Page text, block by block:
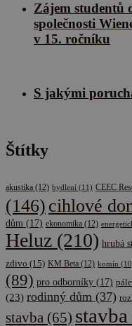
Zájem studentů
společnosti
v 15. ročníku
S jakými
Štítky
akustika (12) bydlení (11) CEEC
(146) cihlové
dům (17) ekonomika (12)
Heluz (210) hrubá
zdivo (15) KM Beta (12) komín
(89) pro odborníky (17)
(23) rodinný dům (37)
stavba (65)